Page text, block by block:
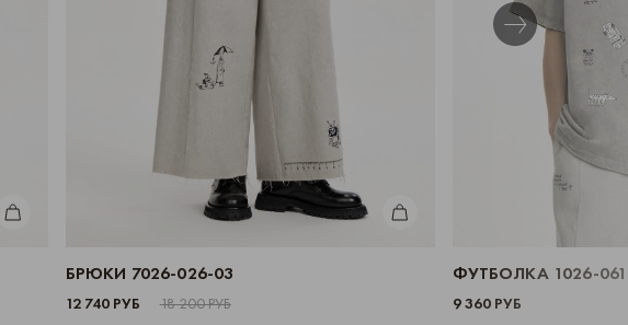
КУПИТЬ КУПИТЬ
БРЮКИ 7026-026-03
12 740 РУБ 18 200 РУБ
ФУТБОЛКА 1026-
9 360 РУБ